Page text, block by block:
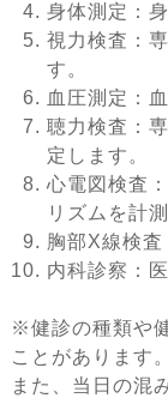
身体測定：
視力検査：
す。
血圧測定：
聴力検査：
定します。
心電図検査
リズムを計
胸部X線検査
内科診察：
※健診の種類や
ことがあります。
また、当日の混